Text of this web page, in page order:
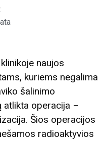
naujos
kuriems negalima
šalinimo
atlikta operacija –
Šios operacijos
radioaktyvios